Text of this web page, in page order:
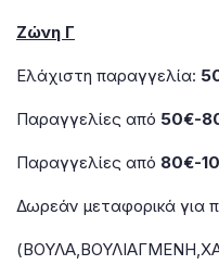
Ζώνη Γ
Ελάχιστη παραγγελία:
Παραγγελίες από 50€-
Παραγγελίες από 80€-
Δωρεάν μεταφορικά για